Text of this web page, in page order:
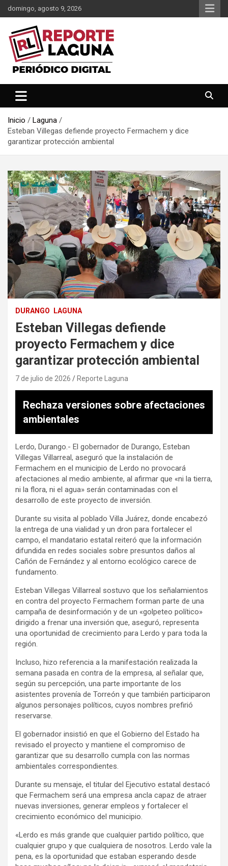
Saltar
al
contenido
domingo, agosto 9, 2026
Reporte Laguna
Inicio
Laguna
Esteban Villegas defiende proyecto Fermachem y dice
garantizar protección ambiental
DURANGO LAGUNA
Esteban Villegas defiende
proyecto Fermachem y dice
garantizar protección ambiental
7 de julio de 2026 Reporte Laguna
Rechaza versiones sobre afectaciones
ambientales
Lerdo, Durango.- El gobernador de Durango, Esteban
Villegas Villarreal, aseguró que la instalación de
Fermachem en el municipio de Lerdo no provocará
afectaciones al medio ambiente, al afirmar que «ni la tierra,
ni la flora, ni el agua» serán contaminadas con el
desarrollo de este proyecto de inversión.
Durante su visita al poblado Villa Juárez, donde encabezó
la entrega de una vialidad y un dron para fortalecer el
campo, el mandatario estatal reiteró que la información
difundida en redes sociales sobre presuntos daños al
Cañón de Fernández y al entorno ecológico carece de
fundamento.
Esteban Villegas Villarreal sostuvo que los señalamientos
en contra del proyecto Fermachem forman parte de una
campaña de desinformación y de un «golpeteo político»
dirigido a frenar una inversión que, aseguró, representa
una oportunidad de crecimiento para Lerdo y para toda la
región.
Incluso, hizo referencia a la manifestación realizada la
semana pasada en contra de la empresa, al señalar que,
según su percepción, una parte importante de los
asistentes provenía de Torreón y que también participaron
algunos personajes políticos, cuyos nombres prefirió
reservarse.
El gobernador insistió en que el Gobierno del Estado ha
revisado el proyecto y mantiene el compromiso de
garantizar que su desarrollo cumpla con las normas
ambientales correspondientes.
Durante su mensaje, el titular del Ejecutivo estatal destacó
que Fermachem será una empresa ancla capaz de atraer
nuevas inversiones, generar empleos y fortalecer el
crecimiento económico del municipio.
«Lerdo es más grande que cualquier partido político, que
cualquier grupo y que cualquiera de nosotros. Lerdo vale la
pena, es la oportunidad que estaban esperando desde